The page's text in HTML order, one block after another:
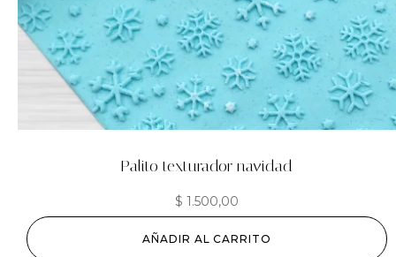
Palito texturador navidad
$ 1.500,00
AÑADIR AL CARRITO